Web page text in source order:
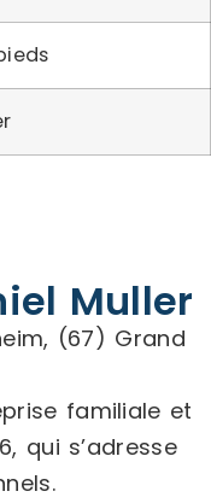
Muller
(67) Grand
familiale et
qui s’adresse